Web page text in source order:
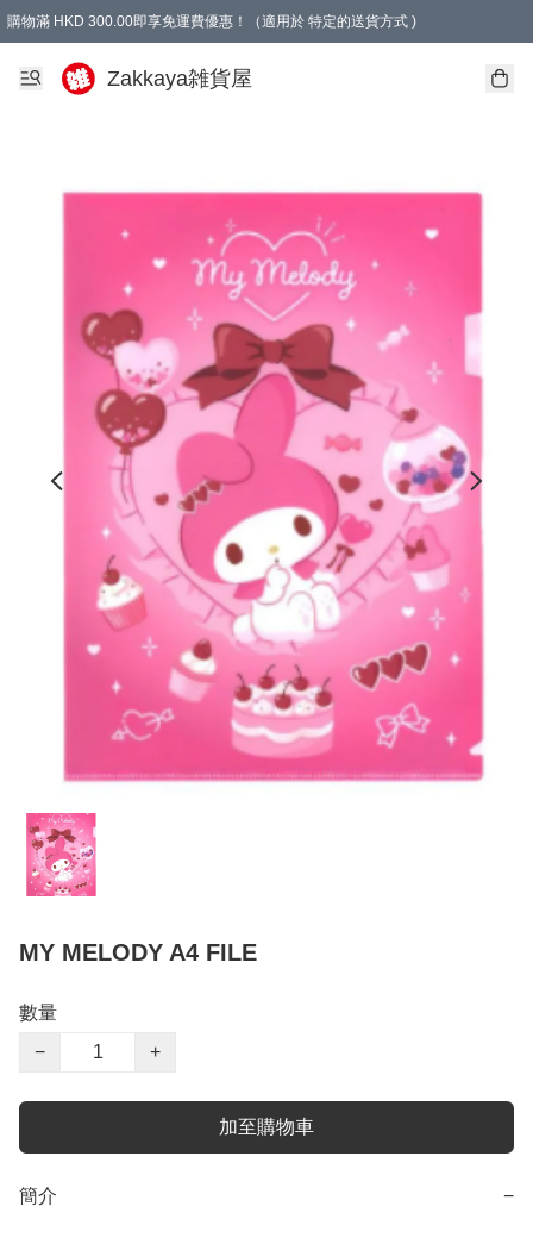
購物滿 HKD 300.00即享免運費優惠！（適用於 特定的送貨方式 )
Zakkaya雑貨屋
MY MELODY A4 FILE
數量
−
+
加至購物車
簡介 −